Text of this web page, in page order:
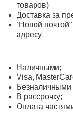
товаров)
Доставка за
“Новой
адресу
Наличными;
Visa,
В рассрочку;
Оплата